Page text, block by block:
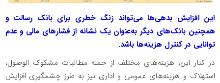
این افزایش بدهی‌ها می‌تواند زنگ خطری برای بانک رسالت و
همچنین بانک‌های دیگر به‌عنوان یک نشانه از فشار‌های مالی و عدم
توانایی در کنترل هزینه‌ها باشد.
در کنار این، هزینه‌های مختلف از جمله مطالبات مشکوک الوصول،
استهلاک و هزینه‌های عمومی و اداری نیز به طرز چشمگیری افزایش